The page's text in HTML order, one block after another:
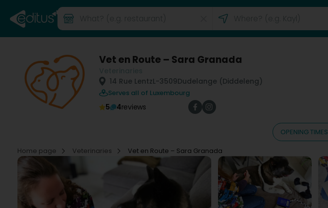
Vet en Route – Sara Granada
14 Rue LentzL-3509Dudelange (Diddeleng)
Serves all of Luxembourg
5 4reviews
OPENING TIMES
Home page
Veterinaries Vet en Route – Sara Granada